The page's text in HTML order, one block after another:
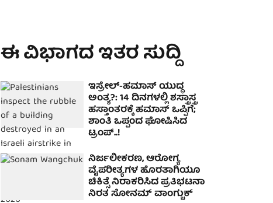
ಈ ವಿಭಾಗದ ಇತರ ಸುದ್ದಿ
ಇಸ್ರೇಲ್-ಹಮಾಸ್ ಯುದ್ಧ
ಅಂತ್ಯ?: 14 ದಿನಗಳಲ್ಲಿ ಶಸ್ತ್ರಾಸ್ತ್ರ
ಹಸ್ತಾಂತರಕ್ಕೆ ಹಮಾಸ್ ಒಪ್ಪಿಗೆ;
ಶಾಂತಿ ಒಪ್ಪಂದ ಘೋಷಿಸಿದ
ಟ್ರಂಪ್..!
ನಿರ್ಜಲೀಕರಣ, ಆರೋಗ್ಯ
ವೈಪರೀತ್ಯಗಳ ಹೊರತಾಗಿಯೂ
ಚಿಕಿತ್ಸೆ ನಿರಾಕರಿಸಿದ ಪ್ರತಿಭಟನಾ
ನಿರತ ಸೋನಮ್ ವಾಂಗ್ಚುಕ್